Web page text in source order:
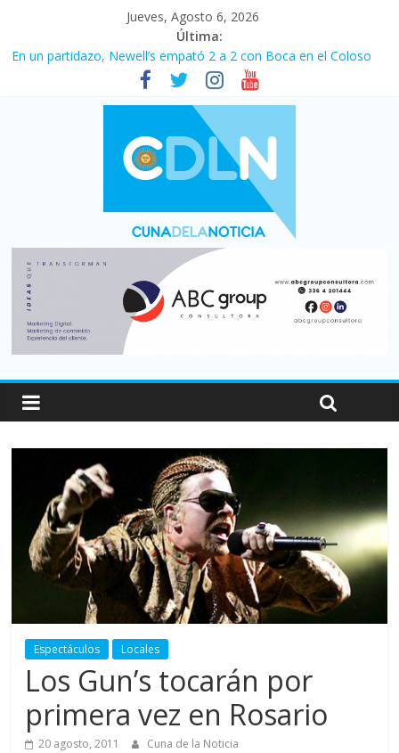
Jueves, Agosto 6, 2026
Última:
En un partidazo, Newell’s empató 2 a 2 con Boca en el Coloso
Vacaciones de invierno con más movimiento y consumo
turístico: 4,6 millones de personas viajaron por el país, un 5,9%
Fuerte caída de la venta de autos usados en julio: bajó un 12,6%
Central venció 1 a 0 al River de Coudet en el Monumental
Pullaro mejora sus relaciones con el Gobierno nacional
Espectáculos Locales
Los Gun’s tocarán por
primera vez en Rosario
20 agosto, 2011 Cuna de la Noticia